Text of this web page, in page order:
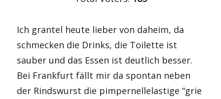
Ich grantel heute lieber von daheim, da
schmecken die Drinks, die Toilette ist
sauber und das Essen ist deutlich besser.
Bei Frankfurt fällt mir da spontan neben
der Rindswurst die pimpernellelastige “grie